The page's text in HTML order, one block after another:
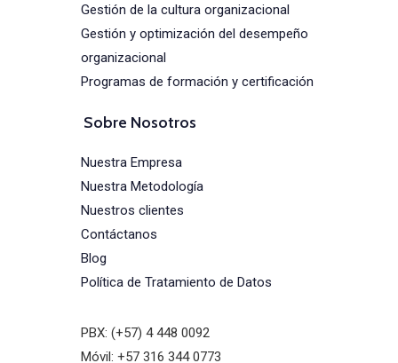
Gestión de la cultura organizacional
Gestión y optimización del desempeño
organizacional
Programas de formación y certificación
Sobre Nosotros
Nuestra Empresa
Nuestra Metodología
Nuestros clientes
Contáctanos
Blog
Política de Tratamiento de Datos
PBX: (+57) 4 448 0092
Móvil: +57 316 344 0773